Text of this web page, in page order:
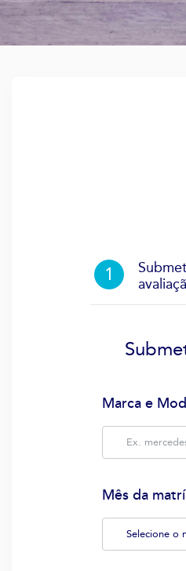
Marca e
Mês da